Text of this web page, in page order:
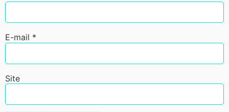
E-mail *
Site